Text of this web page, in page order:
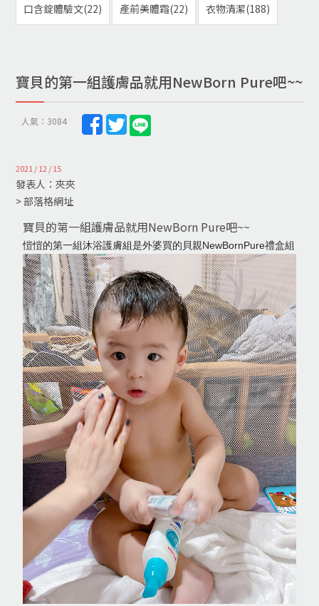
口含錠體驗文(22) 產前美體霜(22) 衣物清潔(188)
寶貝的第一組護膚品就用NewBorn Pure吧~~
人氣：3084
2021 / 12 / 15
發表人：夾夾
> 部落格網址
寶貝的第一組護膚品就用NewBorn Pure吧~~
愷愷的第一組沐浴護膚組是外婆買的貝親NewBornPure禮盒組